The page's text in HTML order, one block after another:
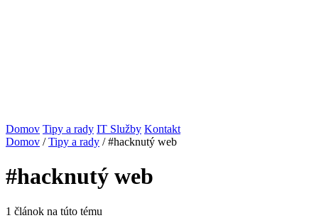
Domov Tipy a rady IT Služby Kontakt
Domov / Tipy a rady / #hacknutý web
#hacknutý web
1 článok na túto tému